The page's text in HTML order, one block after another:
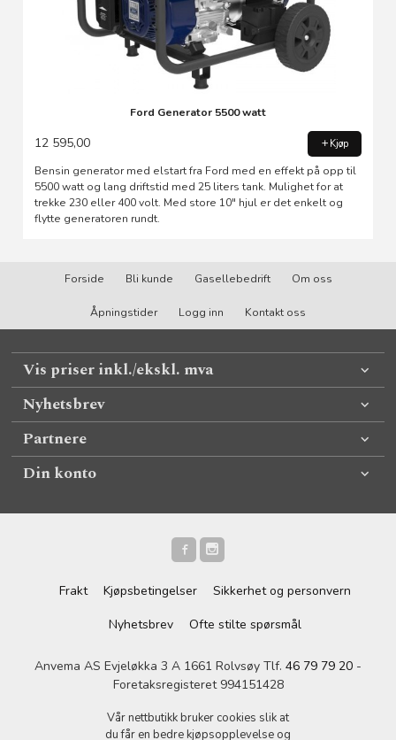
Ford Generator 5500 watt
12 595,00 Kjøp
Bensin generator med elstart fra Ford med en effekt på opp til
5500 watt og lang driftstid med 25 liters tank. Mulighet for at
trekke 230 eller 400 volt. Med store 10" hjul er det enkelt og
flytte generatoren rundt.
Forside Bli kunde Gasellebedrift Om oss
Åpningstider Logg inn Kontakt oss
Vis priser inkl./ekskl. mva
Nyhetsbrev
Partnere
Din konto
Frakt Kjøpsbetingelser
Sikkerhet og personvern
Nyhetsbrev
Ofte stilte spørsmål
Anvema AS Evjeløkka 3 A 1661 Rolvsøy Tlf. 46 79 79 20 -
Foretaksregisteret 994151428
Vår nettbutikk bruker cookies slik at
du får en bedre kjøpsopplevelse og